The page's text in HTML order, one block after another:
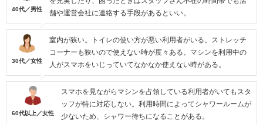
40代／男性
舗や運営会社に連絡する手段があるといい。
30代／女性
室内が狭い。トイレの使い方が悪い利用者がいる。ストレッチ
コーナーも狭いので使えない時が度々ある。マシンを利用中の
人がスマホをいじっていてなかなか使えない時がある。
60代以上／女性
スマホを見ながらマシンを占領している利用者がいてもスタ
ッフが特に対応しない。利用時間によってシャワールームが
少ないため、シャワー待ちになることがある。